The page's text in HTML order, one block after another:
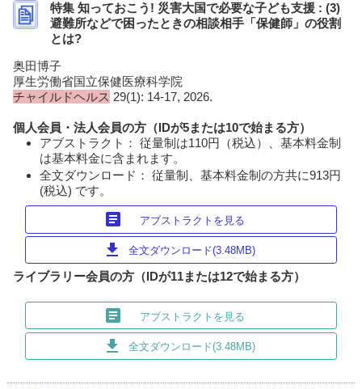
特集 知っておこう! 災害大国で必要な子ども支援 : (3)
避難所などで困ったときの相談相手「保健師」の役割
とは?
奥田博子
厚生労働省国立保健医療科学院
チャイルドヘルス 29(1): 14-17, 2026.
個人会員・法人会員の方（IDが5または10で始まる方）
アブストラクト： 従量制は110円（税込）、基本料金制
は基本料金に含まれます。
全文ダウンロード： 従量制、基本料金制の方共に913円
(税込) です。
article アブストラクトを見る
download 全文ダウンロード(3.48MB)
ライブラリー会員の方（IDが11または12で始まる方）
article アブストラクトを見る
download 全文ダウンロード(3.48MB)